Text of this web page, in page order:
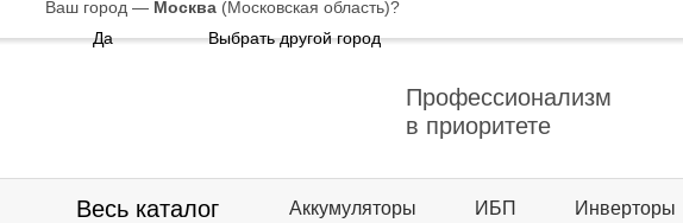
Ваш город — Москва (Московская область)?
Да
Выбрать другой город
Профессионализм
в приоритете
Весь каталог Аккумуляторы ИБП Инверторы